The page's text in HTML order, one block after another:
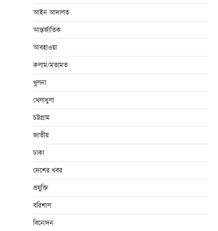
আইন আদালত
আন্তর্জাতিক
আবহাওয়া
কলাম/মতামত
খুলনা
খেলাধুলা
চট্টগ্রাম
জাতীয়
ঢাকা
দেশের খবর
প্রযুক্তি
বরিশাল
বিনোদন